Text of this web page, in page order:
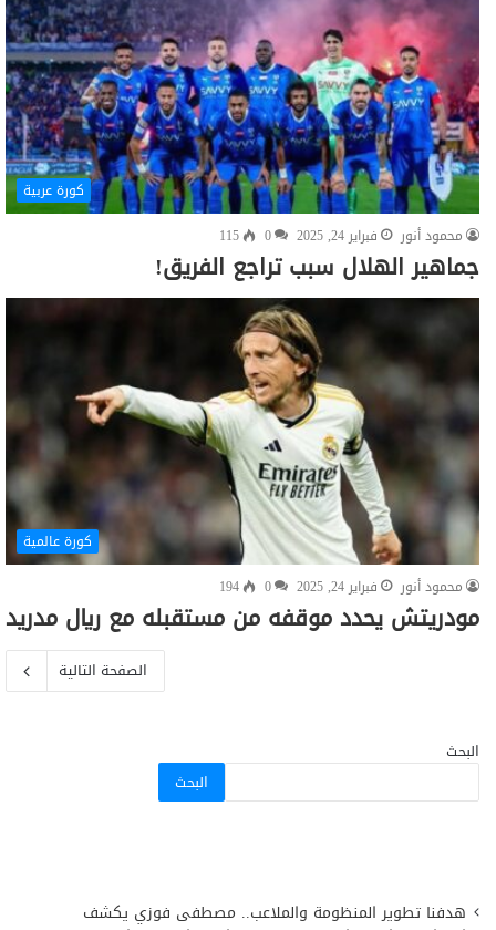
كورة عربية
محمود أنور
فبراير 24, 2025 0
115
جماهير الهلال سبب تراجع الفريق!
كورة عالمية
محمود أنور
فبراير 24, 2025 0
194
مودريتش يحدد موقفه من مستقبله مع ريال مدريد
الصفحة التالية
البحث
البحث
هدفنا تطوير المنظومة والملاعب.. مصطفى فوزي يكشف